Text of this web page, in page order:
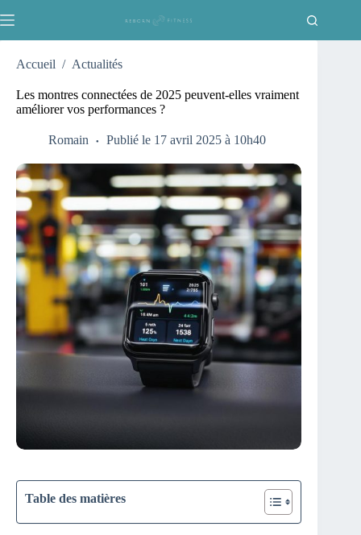
au
Accueil / Actualités
Les montres connectées de 2025 peuvent-elles vraiment
améliorer vos performances ?
Romain Publié le 17 avril 2025 à 10h40
Table des matières